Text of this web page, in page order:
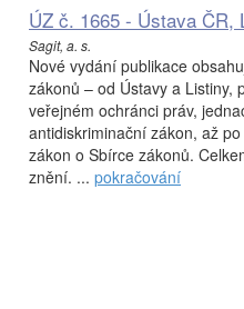
ÚZ č. 1665 - Ústava ČR,
Sagit, a. s.
Nové vydání publikace
zákonů – od Ústavy a Listiny,
veřejném ochránci práv,
antidiskriminační zákon, až
zákon o Sbírce zákonů.
znění. ... pokračování